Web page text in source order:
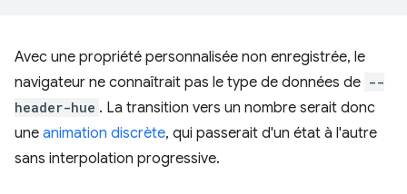
Avec une propriété personnalisée non enregistrée, le
navigateur ne connaîtrait pas le type de données de --
header-hue . La transition vers un nombre serait donc
une animation discrète, qui passerait d'un état à l'autre
sans interpolation progressive.